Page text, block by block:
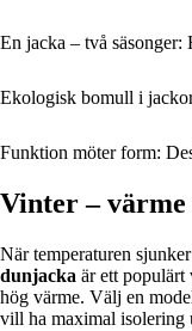
En jacka – två säsonger:
Ekologisk bomull i
Funktion möter form:
Vinter – värme
När temperaturen
dunjacka är ett populärt
hög värme. Välj en
vill ha maximal isolering